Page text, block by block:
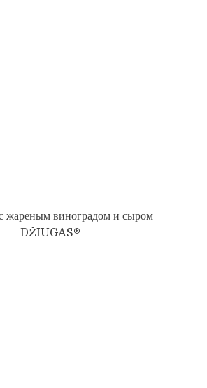
жареным виноградом и сыром
DŽIUGAS®